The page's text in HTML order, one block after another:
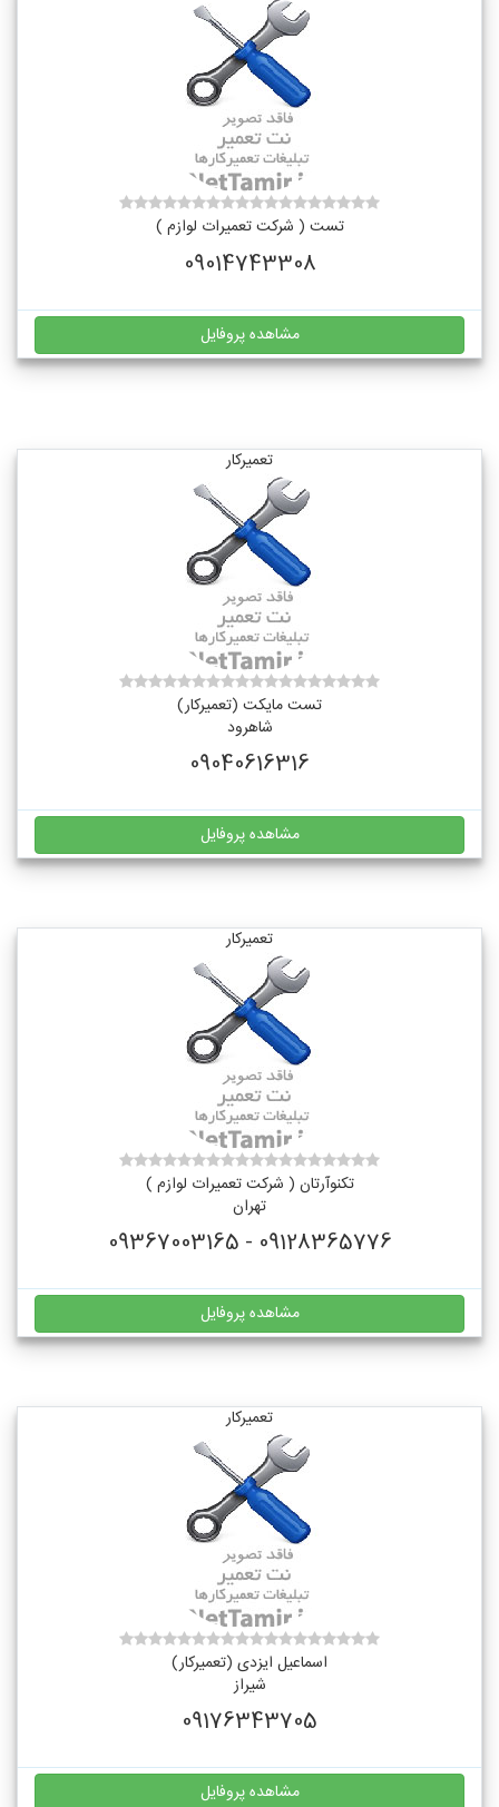
تست ( شرکت تعمیرات لوازم )
09014743308
مشاهده پروفایل
تعمیرکار
تست مایکت (تعمیرکار)
شاهرود
09040616316
مشاهده پروفایل
تعمیرکار
تکنوآرتان ( شرکت تعمیرات لوازم )
تهران
09128365776 - 09367003165
مشاهده پروفایل
تعمیرکار
اسماعیل ایزدی (تعمیرکار)
شیراز
09176343705
مشاهده پروفایل